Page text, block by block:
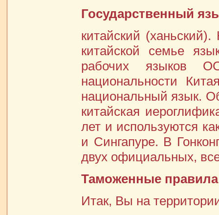
Государственный
китайский (ханьский).
китайской семье
рабочих языков
национальности
национальный язык.
китайская
лет и используются
и Сингапуре. В
двух официальных,
Таможенные
Итак, Вы на